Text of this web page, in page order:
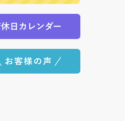
れている場合は、ご指定の日
します。）